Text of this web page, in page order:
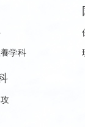
学科